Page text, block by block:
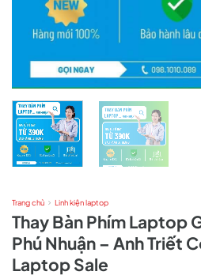
Trang chủ Linh kiện laptop
Thay Bàn Phím Laptop
Phú Nhuận – Anh Triết
Laptop Sale